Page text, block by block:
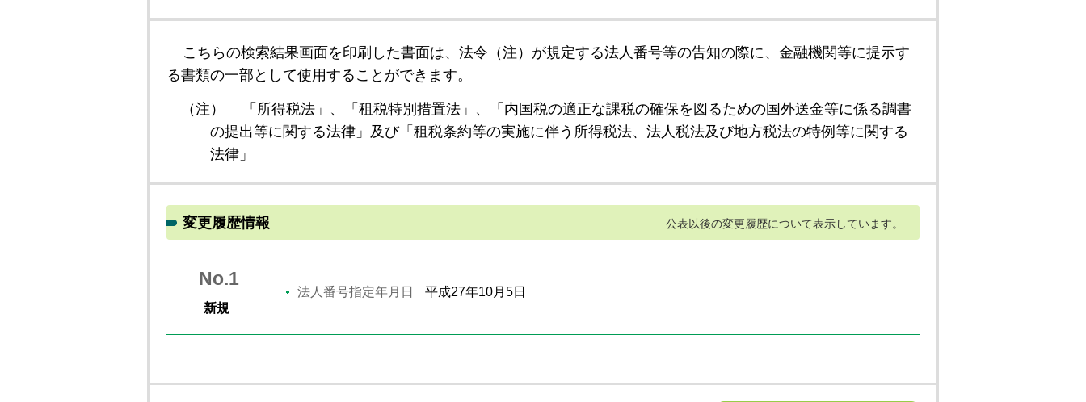
こちらの検索結果画面を印刷した書面は、法令（注）が規定する法人番号等の告知の際に、金融機関等に提示す
る書類の一部として使用することができます。
（注）
「所得税法」、「租税特別措置法」、「内国税の適正な課税の確保を図るための国外送金等に係る調書
の提出等に関する法律」及び「租税条約等の実施に伴う所得税法、法人税法及び地方税法の特例等に関する
法律」
変更履歴情報 公表以後の変更履歴について表示しています。
No.1
新規
法人番号指定年月日 平成27年10月5日